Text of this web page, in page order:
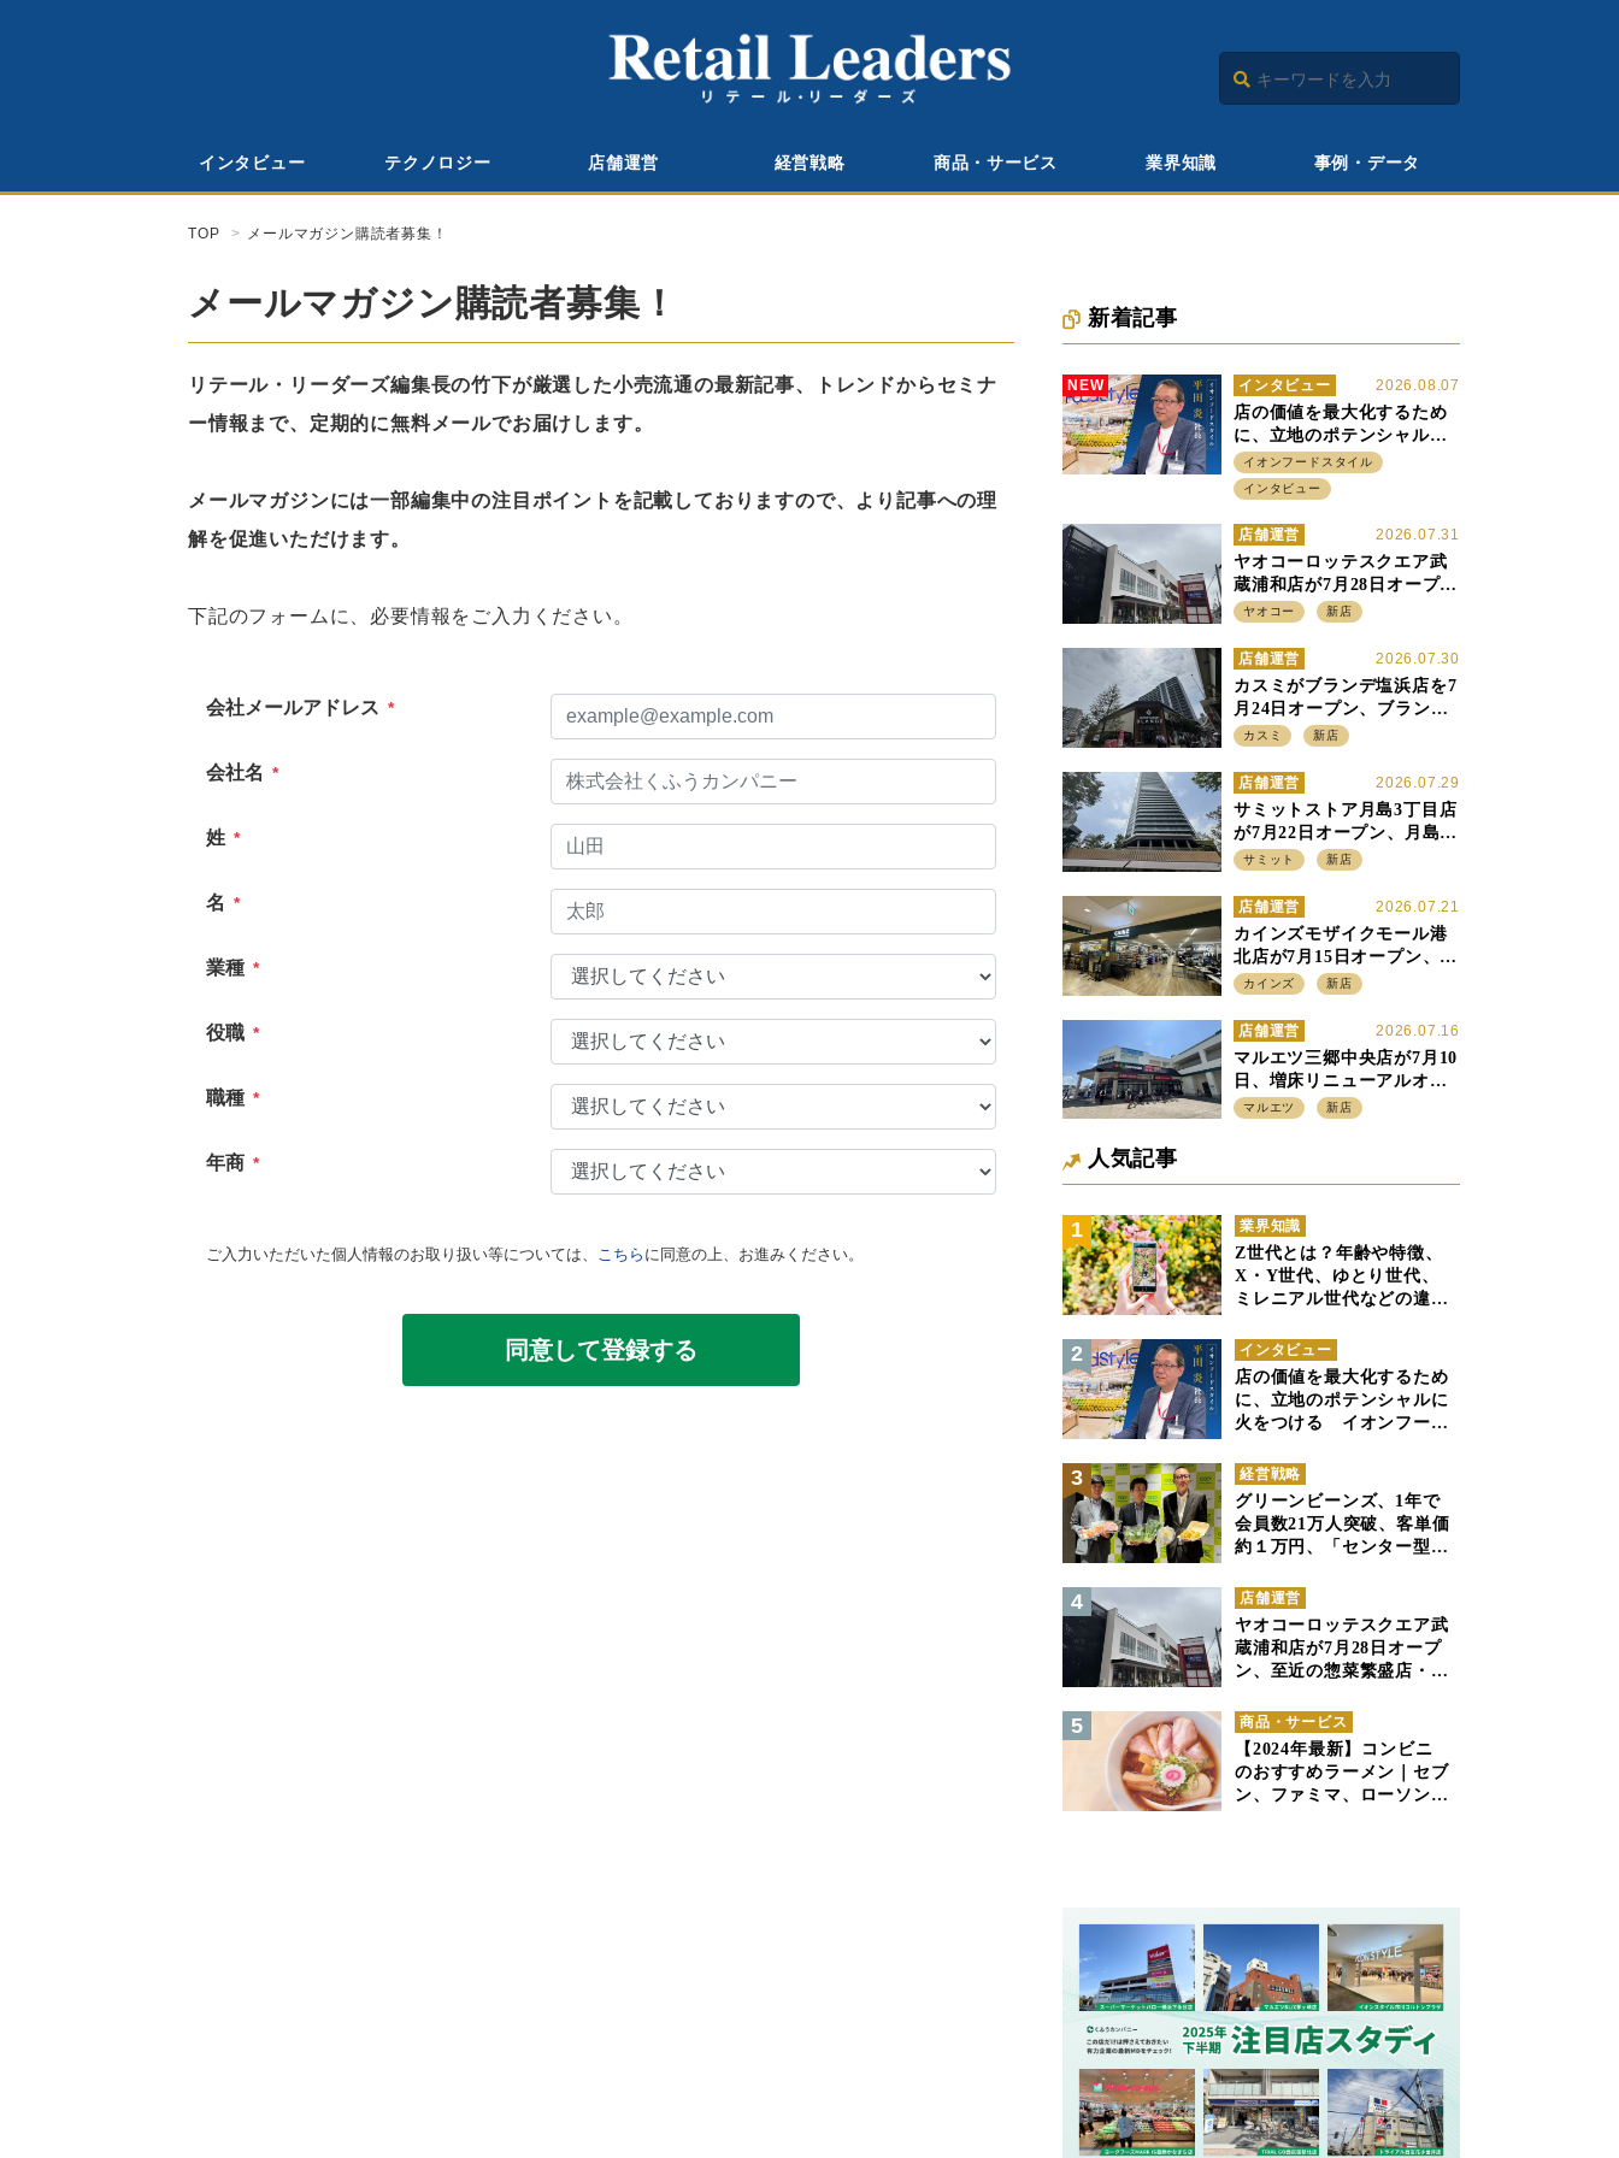
インタビュー テクノロジー 店舗運営 経営戦略 商品・サービス 業界知識 事例・データ
TOP メールマガジン購読者募集！
メールマガジン購読者募集！
リテール・リーダーズ編集長の竹下が厳選した小売流通の最新記事、トレンドからセミナ
ー情報まで、定期的に無料メールでお届けします。
メールマガジンには一部編集中の注目ポイントを記載しておりますので、より記事への理
解を促進いただけます。
下記のフォームに、必要情報をご入力ください。
新着記事
NEW 2026.08.07
インタビュー
店の価値を最大化するため
に、立地のポテンシャルに
火をつける イオンフード
スタイル 平田 炎社長
イオンフードスタイル
インタビュー
2026.07.31
店舗運営
ヤオコーロッテスクエア武
蔵浦和店が7月28日オープ
ン、至近の惣菜繁盛店・武
すみ分け
ヤオコー 新店
2026.07.30
店舗運営
カスミがブランデ塩浜店を7
月24日オープン、ブランデ5
店目は生鮮、デリカ強化の
入れ
カスミ 新店
2026.07.29
店舗運営
サミットストア月島3丁目店
が7月22日オープン、月島の
58階建てタワーマンション1
を出店
サミット 新店
2026.07.21
店舗運営
カインズモザイクモール港
北店が7月15日オープン、出
店強化の神奈川県、駅前
カインズ 新店
2026.07.16
店舗運営
マルエツ三郷中央店が7月10
日、増床リニューアルオー
プン、「アーバン500坪モデ
マルエツ 新店
人気記事
業界知識
Z世代とは？年齢や特徴、
X・Y世代、ゆとり世代、
ミレニアル世代などの違い
インタビュー
店の価値を最大化するため
に、立地のポテンシャルに
火をつける イオンフード
経営戦略
グリーンビーンズ、1年で
会員数21万人突破、客単価
約１万円、「センター型の
も成立できるか
店舗運営
ヤオコーロッテスクエア武
蔵浦和店が7月28日オープ
ン、至近の惣菜繁盛店・武
すみ分け
商品・サービス
【2024年最新】コンビニ
のおすすめラーメン｜セブ
ン、ファミマ、ローソンの